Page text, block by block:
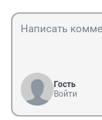
Гость
Войти